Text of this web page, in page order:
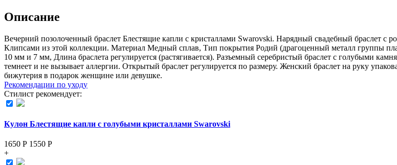
Описание
Вечерний позолоченный браслет Блестящие капли с кристаллами Swarovski. Нарядный свадебный браслет
Клипсами из этой коллекции. Материал Медный сплав, Тип покрытия Родий (драгоценный металл группы
10 мм и 7 мм, Длина браслета регулируется (растягивается). Разъемный серебристый браслет с голубыми
темнеет и не вызывает аллергии. Открытый браслет регулируется по размеру. Женский браслет на руку
бижутерия в подарок женщине или девушке.
Рекомендации по уходу
Стилист рекомендует:
Кулон Блестящие капли с голубыми кристаллами Swarovski
1650 Р 1550 Р
+